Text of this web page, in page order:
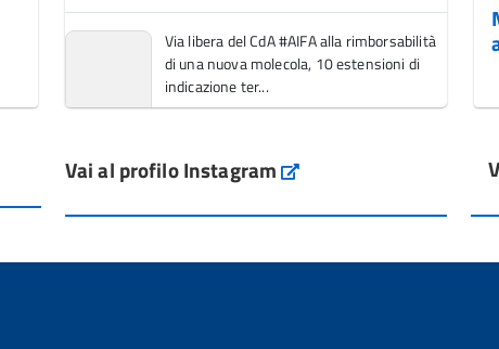
Via libera del CdA #AIFA alla rimborsabilità
di una nuova molecola, 10 estensioni di
indicazione ter...
L'Italia si conferma tra i primi Paesi europei
dal Servi...
Vai al profilo Instagram Instagram